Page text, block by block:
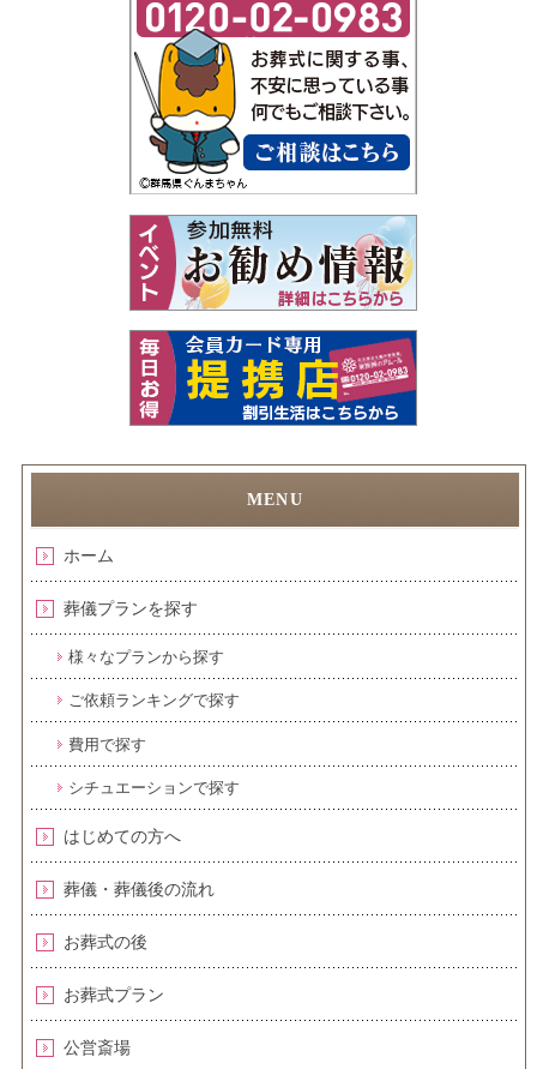
ホーム
葬儀プランを探す
様々なプランから探す
ご依頼ランキングで探す
費用で探す
シチュエーションで探す
はじめての方へ
葬儀・葬儀後の流れ
お葬式の後
お葬式プラン
公営斎場